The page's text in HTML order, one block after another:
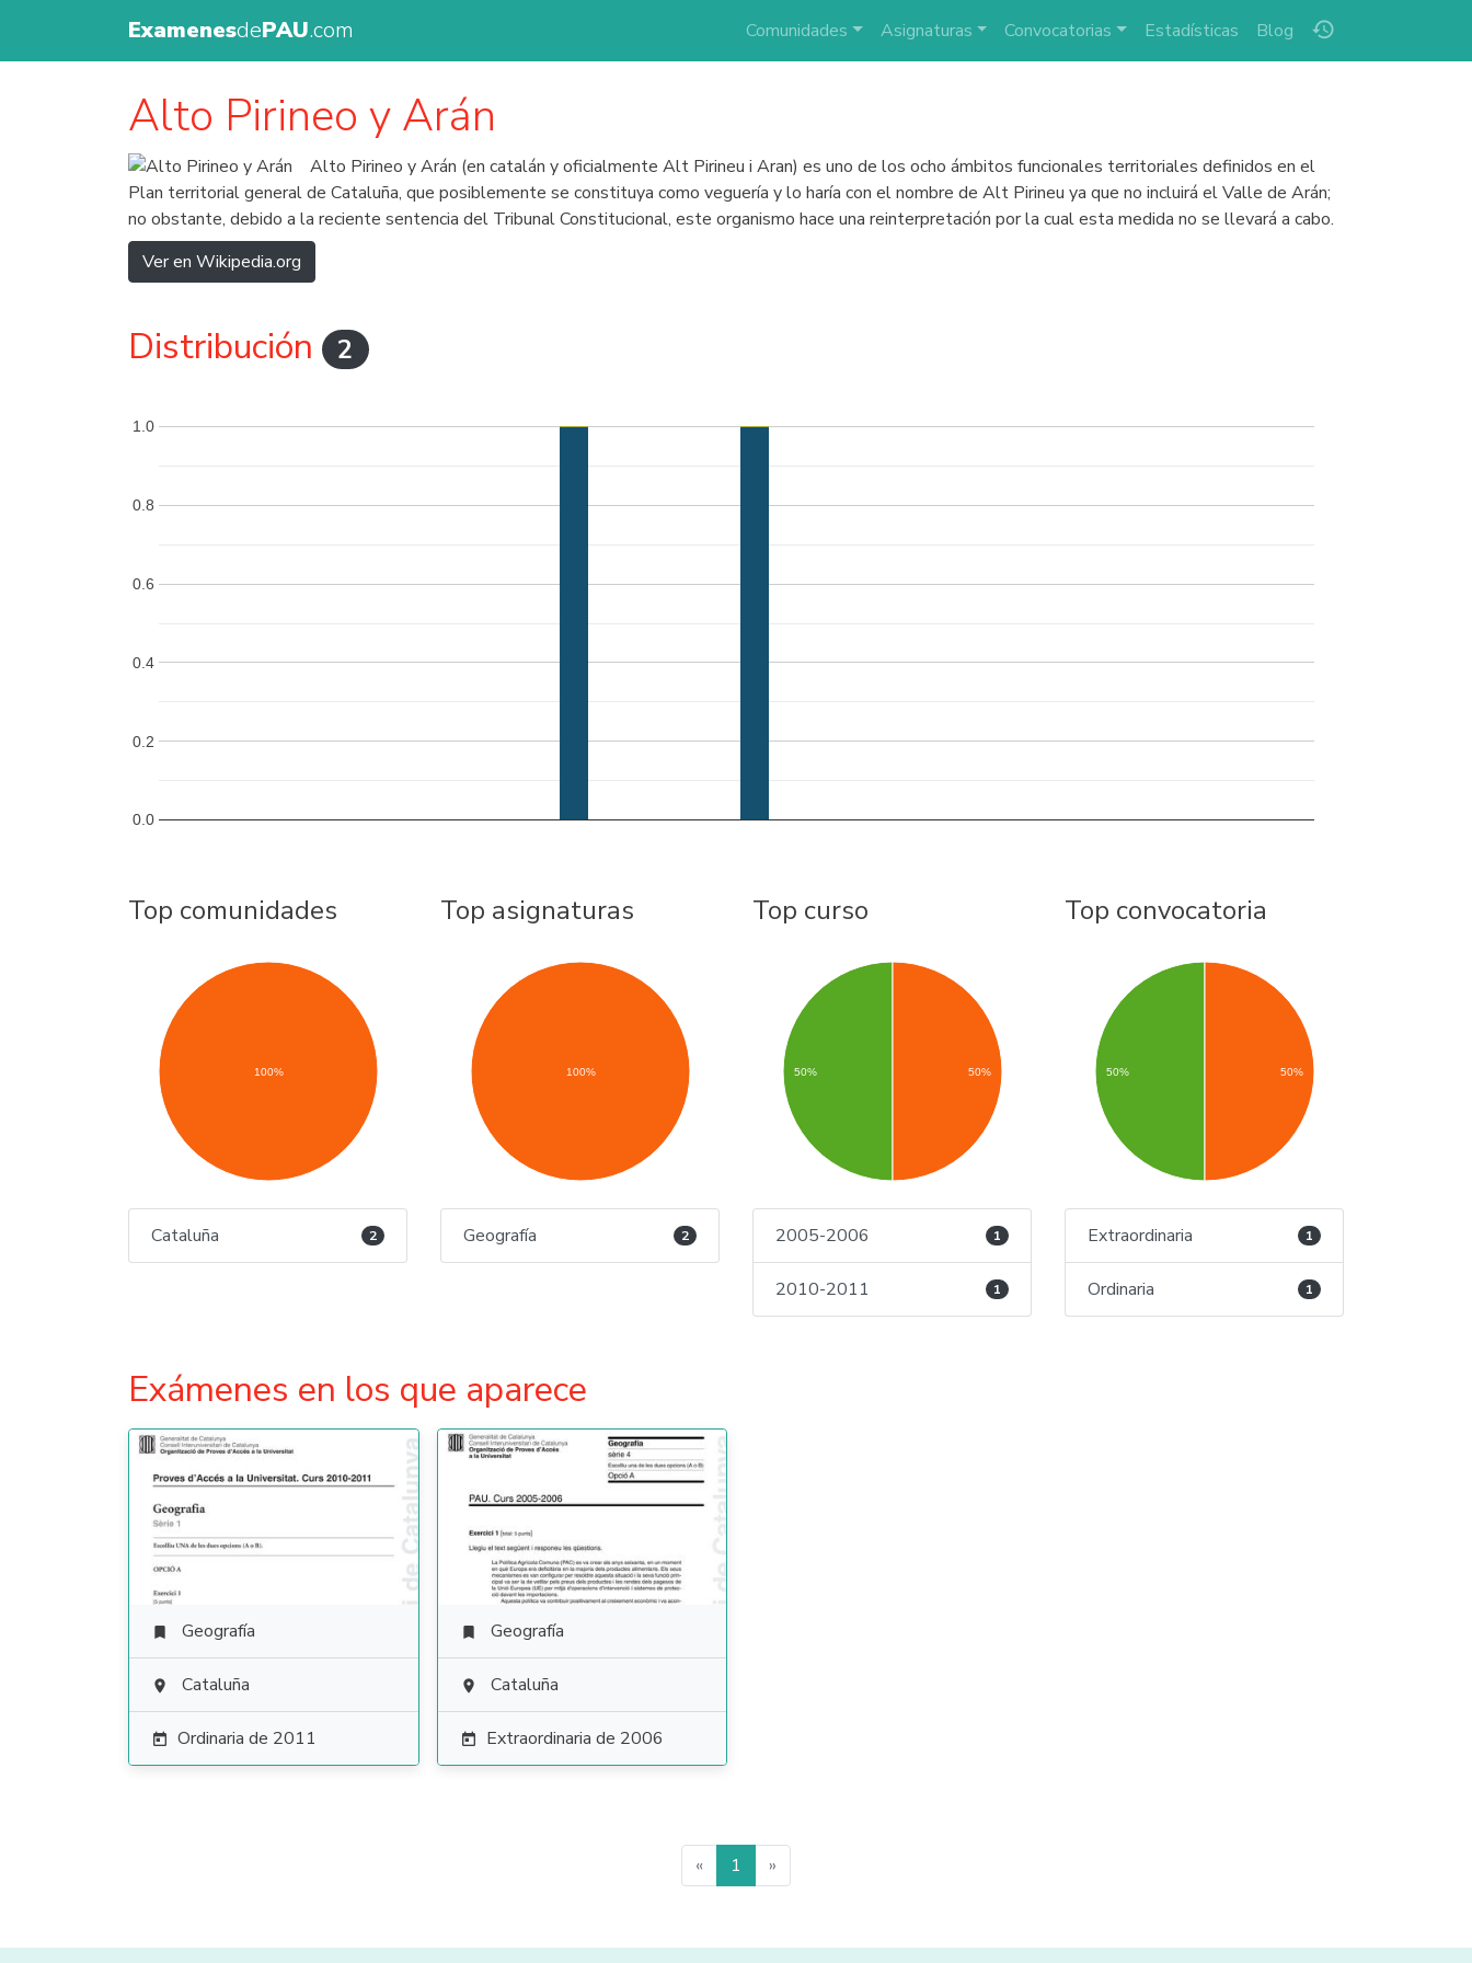
ExamenesdePAU.com history
Comunidades Asignaturas Convocatorias Estadísticas Blog
Alto Pirineo y Arán
Alto Pirineo y Arán (en catalán y oficialmente Alt Pirineu i Aran) es uno de los ocho ámbitos funcionales territoriales definidos en el
Plan territorial general de Cataluña, que posiblemente se constituya como veguería y lo haría con el nombre de Alt Pirineu ya que no incluirá el Valle de Arán;
no obstante, debido a la reciente sentencia del Tribunal Constitucional, este organismo hace una reinterpretación por la cual esta medida no se llevará a cabo.
Ver en Wikipedia.org
Distribución 2
0.0
0.2
0.4
0.6
0.8
1.0
Top comunidades
100%
Cataluña 2
Top asignaturas
100%
Geografía 2
Top curso
50% 50%
2005-2006 1
2010-2011 1
Top convocatoria
50% 50%
Extraordinaria 1
Ordinaria 1
Exámenes en los que aparece
 Geografía
 Cataluña
 Ordinaria de 2011
 Geografía
 Cataluña
 Extraordinaria de 2006
« 1 »